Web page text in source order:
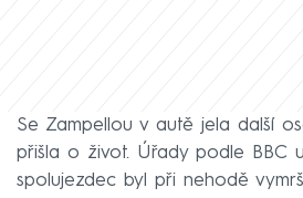
Se Zampellou v autě jela další
přišla o život. Úřady podle BBC
spolujezdec byl při nehodě